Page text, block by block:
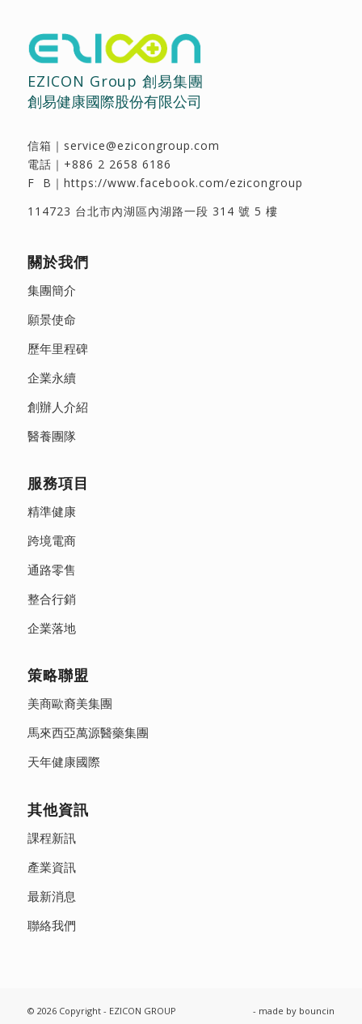
EZICON Group 創易集團
創易健康國際股份有限公司
信箱｜ service@ezicongroup.com
電話｜ +886 2 2658 6186
F B｜ https://www.facebook.com/ezicongroup
114723 台北市內湖區內湖路一段 314 號 5 樓
關於我們
集團簡介
願景使命
歷年里程碑
企業永續
創辦人介紹
醫養團隊
服務項目
精準健康
跨境電商
通路零售
整合行銷
企業落地
策略聯盟
美商歐裔美集團
馬來西亞萬源醫藥集團
天年健康國際
其他資訊
課程新訊
產業資訊
最新消息
聯絡我們
© 2026 Copyright - EZICON GROUP - made by bouncin